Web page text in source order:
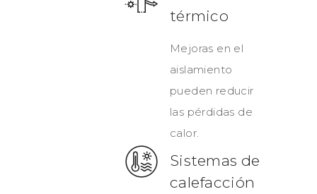
térmico
Mejoras en el
aislamiento
pueden reducir
las pérdidas de
calor.
Sistemas de
calefacción